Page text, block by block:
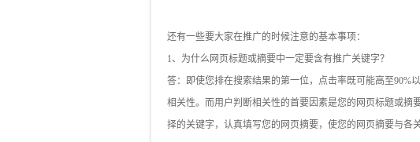
还有一些要大家在推广的时候注意的基本事项：
1、为什么网页标题或摘要中一定要含有推广关键字？
答：即使您排在搜索结果的第一位，点击率既可能高至90%
相关性。而用户判断相关性的首要因素是您的网页标题或摘
择的关键字，认真填写您的网页摘要，使您的网页摘要与各